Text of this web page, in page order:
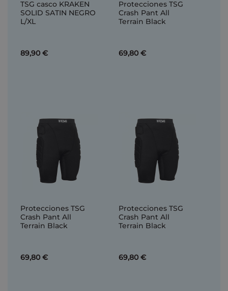
TSG casco KRAKEN
SOLID SATIN NEGRO
L/XL
89,90 €
Protecciones TSG
Crash Pant All
Terrain Black
69,80 €
Protecciones TSG
Crash Pant All
Terrain Black
69,80 €
Protecciones TSG
Crash Pant All
Terrain Black
69,80 €